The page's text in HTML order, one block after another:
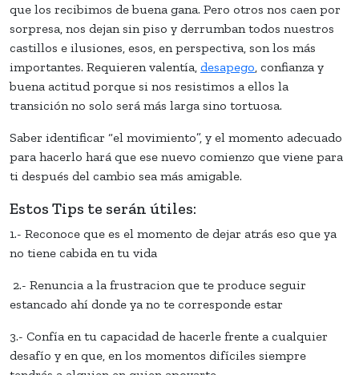
que los recibimos de buena gana. Pero otros nos caen por
sorpresa, nos dejan sin piso y derrumban todos nuestros
castillos e ilusiones, esos, en perspectiva, son los más
importantes. Requieren valentía, desapego , confianza y
buena actitud porque si nos resistimos a ellos la
transición no solo será más larga sino tortuosa.
Saber identificar “el movimiento”, y el momento adecuado
para hacerlo hará que ese nuevo comienzo que viene para
ti después del cambio sea más amigable.
Estos Tips te serán útiles:
1.- Reconoce que es el momento de dejar atrás eso que ya
no tiene cabida en tu vida
2.- Renuncia a la frustracion que te produce seguir
estancado ahí donde ya no te corresponde estar
3.- Confía en tu capacidad de hacerle frente a cualquier
desafío y en que, en los momentos difíciles siempre